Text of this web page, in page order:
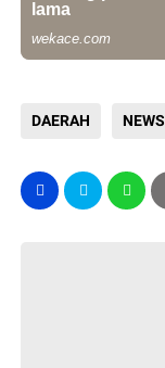
DAERAH NEWS